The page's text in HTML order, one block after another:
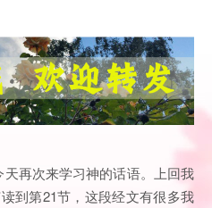
再次来学习神的话语。上回我
到第21节，这段经文有很多我